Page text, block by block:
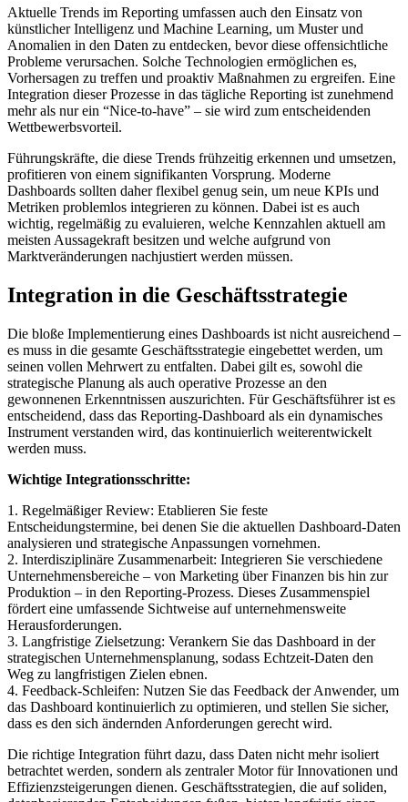
Aktuelle Trends im Reporting umfassen auch den Einsatz von
künstlicher Intelligenz und Machine Learning, um Muster und
Anomalien in den Daten zu entdecken, bevor diese offensichtliche
Probleme verursachen. Solche Technologien ermöglichen es,
Vorhersagen zu treffen und proaktiv Maßnahmen zu ergreifen. Eine
Integration dieser Prozesse in das tägliche Reporting ist zunehmend
mehr als nur ein “Nice-to-have” – sie wird zum entscheidenden
Wettbewerbsvorteil.
Führungskräfte, die diese Trends frühzeitig erkennen und umsetzen,
profitieren von einem signifikanten Vorsprung. Moderne
Dashboards sollten daher flexibel genug sein, um neue KPIs und
Metriken problemlos integrieren zu können. Dabei ist es auch
wichtig, regelmäßig zu evaluieren, welche Kennzahlen aktuell am
meisten Aussagekraft besitzen und welche aufgrund von
Marktveränderungen nachjustiert werden müssen.
Integration in die Geschäftsstrategie
Die bloße Implementierung eines Dashboards ist nicht ausreichend –
es muss in die gesamte Geschäftsstrategie eingebettet werden, um
seinen vollen Mehrwert zu entfalten. Dabei gilt es, sowohl die
strategische Planung als auch operative Prozesse an den
gewonnenen Erkenntnissen auszurichten. Für Geschäftsführer ist es
entscheidend, dass das Reporting-Dashboard als ein dynamisches
Instrument verstanden wird, das kontinuierlich weiterentwickelt
werden muss.
Wichtige Integrationsschritte:
1. Regelmäßiger Review: Etablieren Sie feste
Entscheidungstermine, bei denen Sie die aktuellen Dashboard-Daten
analysieren und strategische Anpassungen vornehmen.
2. Interdisziplinäre Zusammenarbeit: Integrieren Sie verschiedene
Unternehmensbereiche – von Marketing über Finanzen bis hin zur
Produktion – in den Reporting-Prozess. Dieses Zusammenspiel
fördert eine umfassende Sichtweise auf unternehmensweite
Herausforderungen.
3. Langfristige Zielsetzung: Verankern Sie das Dashboard in der
strategischen Unternehmensplanung, sodass Echtzeit-Daten den
Weg zu langfristigen Zielen ebnen.
4. Feedback-Schleifen: Nutzen Sie das Feedback der Anwender, um
das Dashboard kontinuierlich zu optimieren, und stellen Sie sicher,
dass es den sich ändernden Anforderungen gerecht wird.
Die richtige Integration führt dazu, dass Daten nicht mehr isoliert
betrachtet werden, sondern als zentraler Motor für Innovationen und
Effizienzsteigerungen dienen. Geschäftsstrategien, die auf soliden,